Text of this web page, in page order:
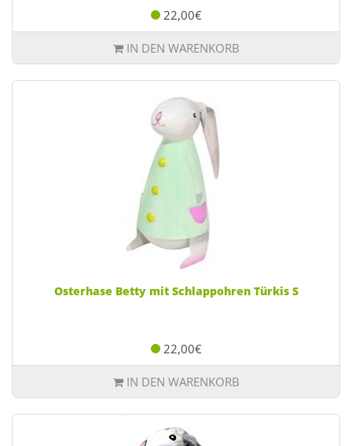
22,00€
IN DEN WARENKORB
Osterhase Betty mit Schlappohren Türkis S
22,00€
IN DEN WARENKORB